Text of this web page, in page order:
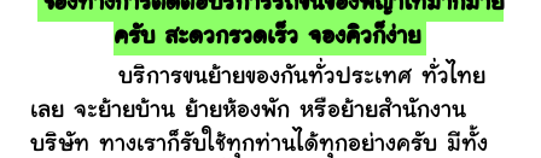
ครับ สะดวกรวดเร็ว จองคิวก็ง่าย
บริการขนย้ายของกันทั่วประเทศ ทั่วไทย
เลย จะย้ายบ้าน ย้ายห้องพัก หรือย้ายสำนักงาน
บริษัท ทางเราก็รับใช้ทุกท่านได้ทุกอย่างครับ มีทั้ง